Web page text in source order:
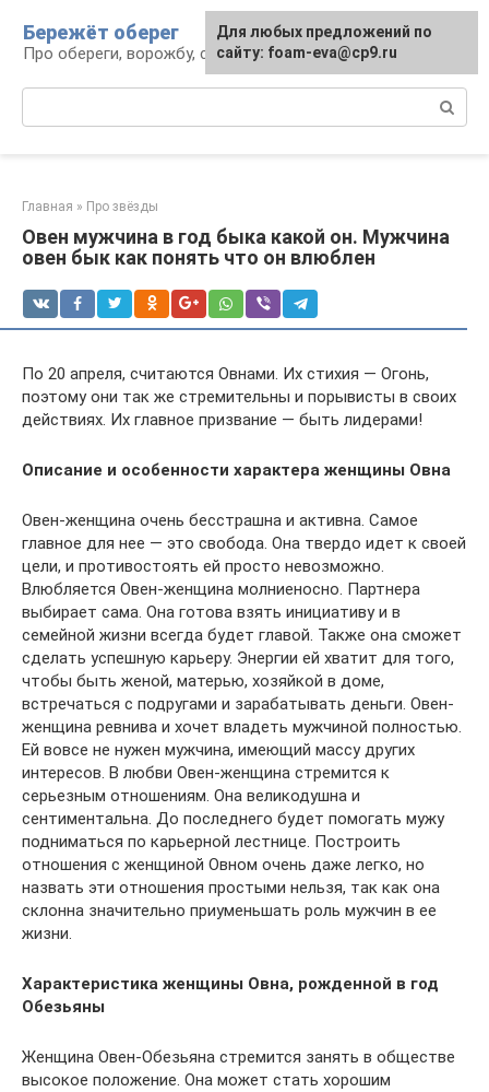
контенту
Бережёт оберег
Про обереги, ворожбу, сны и гадания
Главная » Про звёзды
Овен мужчина в год быка какой он. Мужчина
овен бык как понять что он влюблен
По 20 апреля, считаются Овнами. Их стихия — Огонь,
поэтому они так же стремительны и порывисты в своих
действиях. Их главное призвание — быть лидерами!
Описание и особенности характера женщины Овна
Овен-женщина очень бесстрашна и активна. Самое
главное для нее — это свобода. Она твердо идет к своей
цели, и противостоять ей просто невозможно.
Влюбляется Овен-женщина молниеносно. Партнера
выбирает сама. Она готова взять инициативу и в
семейной жизни всегда будет главой. Также она сможет
сделать успешную карьеру. Энергии ей хватит для того,
чтобы быть женой, матерью, хозяйкой в доме,
встречаться с подругами и зарабатывать деньги. Овен-
женщина ревнива и хочет владеть мужчиной полностью.
Ей вовсе не нужен мужчина, имеющий массу других
интересов. В любви Овен-женщина стремится к
серьезным отношениям. Она великодушна и
сентиментальна. До последнего будет помогать мужу
подниматься по карьерной лестнице. Построить
отношения с женщиной Овном очень даже легко, но
назвать эти отношения простыми нельзя, так как она
склонна значительно приуменьшать роль мужчин в ее
жизни.
Характеристика женщины Овна, рожденной в год
Обезьяны
Женщина Овен-Обезьяна стремится занять в обществе
высокое положение. Она может стать хорошим
Для любых предложений по
сайту: foam-eva@cp9.ru